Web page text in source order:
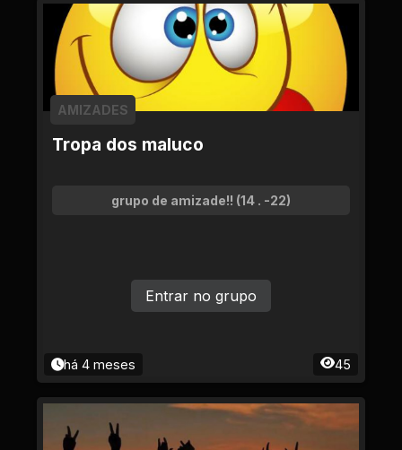
Tropa dos maluco
AMIZADES
grupo de amizade!! (14 . -22)
há 4 meses 45
Entrar no grupo